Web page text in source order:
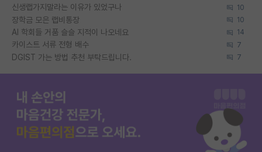
신생랩가지말라는 이유가 있었구나 10
장학금 모은 랩비통장 10
AI 학회들 거품 슬슬 지적이 나오네요 14
카이스트 서류 전형 배수 7
DGIST 가는 방법 추천 부탁드립니다. 7